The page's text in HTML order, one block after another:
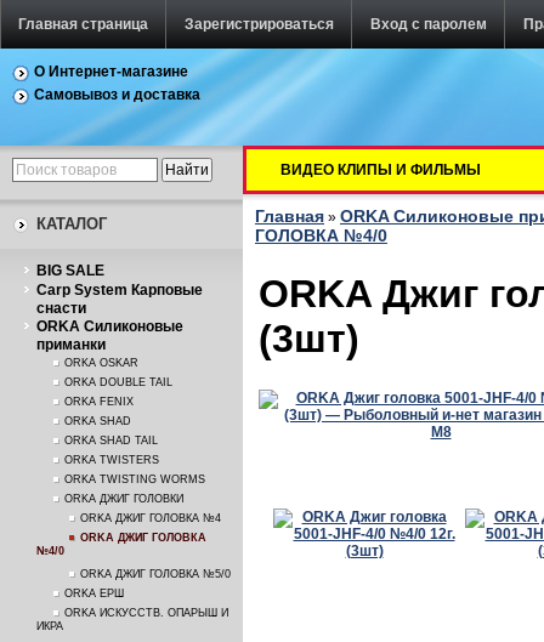
Главная страница Зарегистрироваться Вход с паролем
О Интернет-магазине
Самовывоз и доставка
КАТАЛОГ
BIG SALE
Carp System Карповые
снасти
ORKA Силиконовые
приманки
ORKA OSKAR
ORKA DOUBLE TAIL
ORKA FENIX
ORKA SHAD
ORKA SHAD TAIL
ORKA TWISTERS
ORKA TWISTING WORMS
ORKA ДЖИГ ГОЛОВКИ
ORKA ДЖИГ ГОЛОВКА №4
ORKA ДЖИГ ГОЛОВКА
№4/0
ORKA ДЖИГ ГОЛОВКА №5/0
ORKA ЕРШ
ORKA ИСКУССТВ. ОПАРЫШ И
ИКРА
ВИДЕО КЛИПЫ И ФИЛЬМЫ
Главная » ORKA Силиконовые
ГОЛОВКА №4/0
ORKA Джиг
(3шт)